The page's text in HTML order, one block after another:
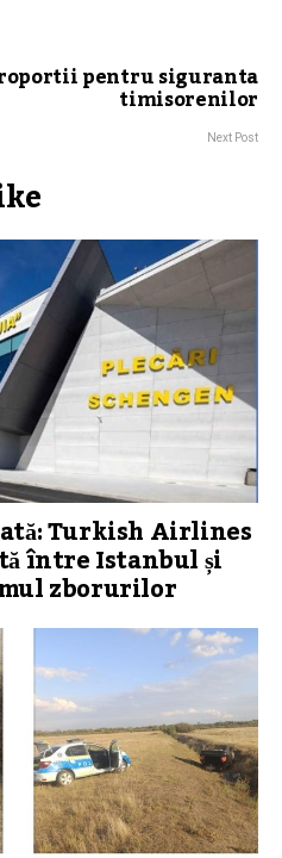
pentru siguranta
timisorenilor
Next Post
Turkish Airlines
între Istanbul și
zborurilor